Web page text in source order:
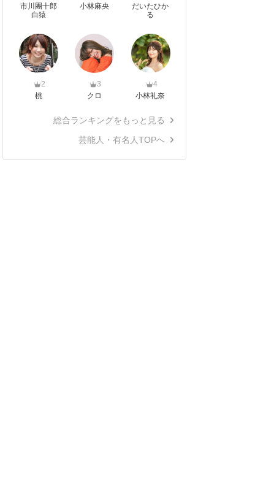
市川團十郎
白猿
小林麻央
だいたひか
る
2
桃
3
クロ
4
小林礼奈
総合ランキングをもっと見る
芸能人・有名人TOPへ